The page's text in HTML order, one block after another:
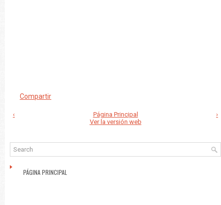
Compartir
‹ ›
Página Principal
Ver la versión web
PÁGINA PRINCIPAL